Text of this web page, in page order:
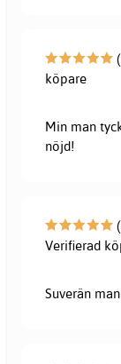
köpare
Min man
nöjd!
Verifierad
Suverän